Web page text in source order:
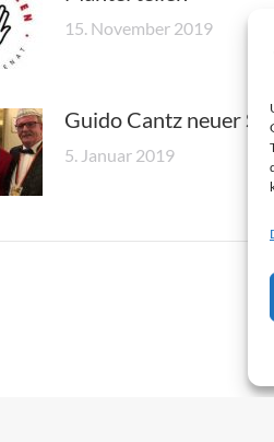
15. November 2019
Guido Cantz neuer
5. Januar 2019